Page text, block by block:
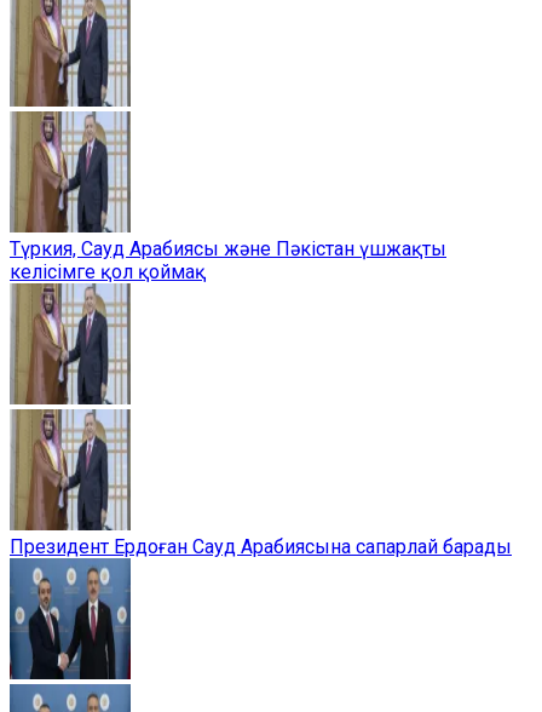
Түркия, Сауд Арабиясы және Пәкістан үшжақты
келісімге қол қоймақ
Президент Ердоған Сауд Арабиясына сапарлай барады